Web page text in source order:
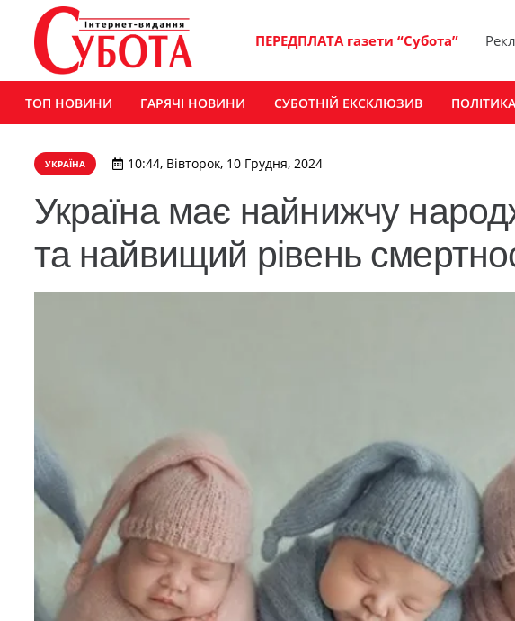
ПЕРЕДПЛАТА газети “Субота”
ТОП НОВИНИ ГАРЯЧІ НОВИНИ СУБОТНІЙ ЕКСКЛЮЗИВ ПОЛІТИКА
УКРАЇНА 10:44, Вівторок, 10 Грудня, 2024
Україна має найнижчу
та найвищий рівень